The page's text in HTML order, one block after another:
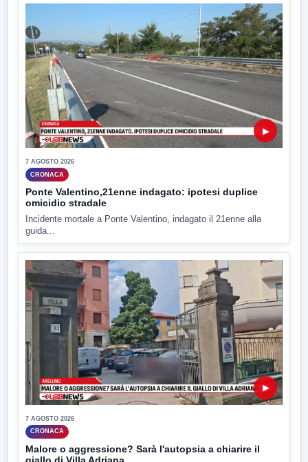
▶
7 AGOSTO 2026
CRONACA
Ponte Valentino,21enne indagato: ipotesi duplice
omicidio stradale
Incidente mortale a Ponte Valentino, indagato il 21enne alla
guida...
▶
7 AGOSTO 2026
CRONACA
Malore o aggressione? Sarà l'autopsia a chiarire il